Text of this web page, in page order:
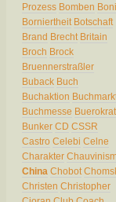
Prozess Bomben Boni
Borniertheit Botschaft
Brand Brecht Britain
Broch Brock
Bruennerstraßler
Buback Buch
Buchaktion
Buchmesse
Bunker CD CSSR
Castro Celebi Celne
Charakter
China Chobot
Christen Christopher